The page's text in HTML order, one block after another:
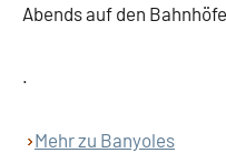
Abends auf den
.
Mehr zu Banyoles